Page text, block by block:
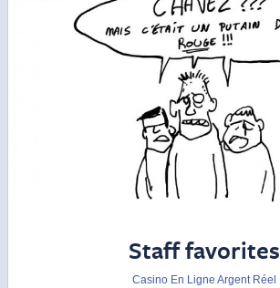
Staff favorites
Casino En Ligne Argent Réel